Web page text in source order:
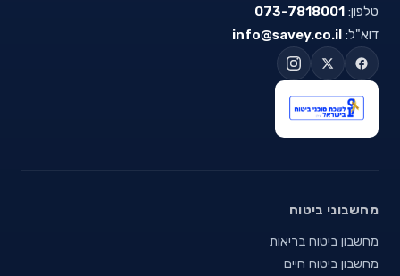
טלפון: 073-7818001
דוא"ל: info@savey.co.il
מחשבוני ביטוח
מחשבון ביטוח בריאות
מחשבון ביטוח חיים